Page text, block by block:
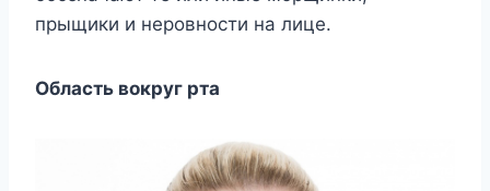
прыщики и неровности на лице.
Область вокруг рта